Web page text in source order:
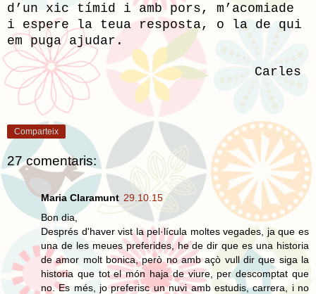
d’un xic tímid i amb pors, m’acomiade
i espere la teua resposta, o la de qui
em puga ajudar.
Carles
Comparteix
27 comentaris:
Maria Claramunt 29.10.15
Bon dia,
Després d'haver vist la pel·lícula moltes vegades, ja que es
una de les meues preferides, he de dir que es una historia
de amor molt bonica, però no amb açò vull dir que siga la
historia que tot el món haja de viure, per descomptat que
no. Es més, jo preferisc un nuvi amb estudis, carrera, i no